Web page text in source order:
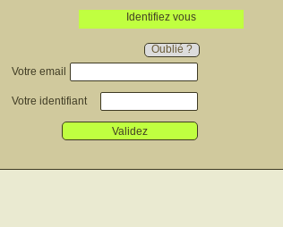
Identifiez vous
Oublié ?
Votre email
Votre identifiant
Validez